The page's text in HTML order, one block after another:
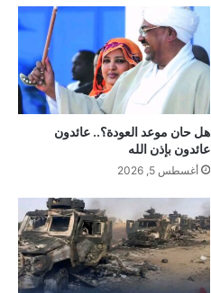
هل حان موعد العودة؟.. عائدون
عائدون بإذن الله
أغسطس 5, 2026